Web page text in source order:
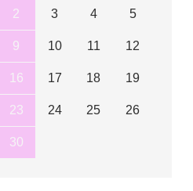
2 3 4 5
9 10 11 12
16 17 18 19
23 24 25 26
30